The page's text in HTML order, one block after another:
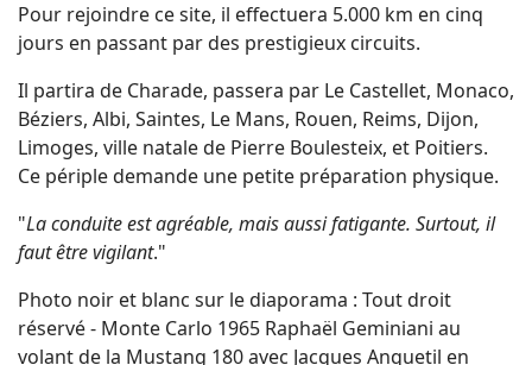
Pour rejoindre ce site, il effectuera 5.000 km en cinq
jours en passant par des prestigieux circuits.
Il partira de Charade, passera par Le Castellet, Monaco,
Béziers, Albi, Saintes, Le Mans, Rouen, Reims, Dijon,
Limoges, ville natale de Pierre Boulesteix, et Poitiers.
Ce périple demande une petite préparation physique.
"La conduite est agréable, mais aussi fatigante. Surtout, il
faut être vigilant."
Photo noir et blanc sur le diaporama : Tout droit
réservé - Monte Carlo 1965 Raphaël Geminiani au
volant de la Mustang 180 avec Jacques Anquetil en